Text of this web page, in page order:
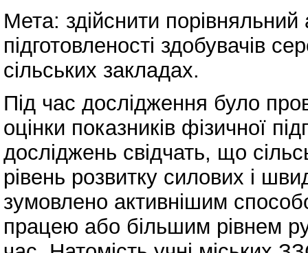
Мета: здійснити порівняльний
підготовленості здобувачів
сільських закладах.
Під час дослідження було
оцінки показників фізичної
досліджень свідчать, що
рівень розвитку силових і
зумовлено активнішим
працею або більшим рівнем